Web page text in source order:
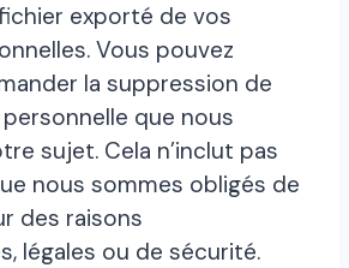
exporté de vos
Vous pouvez
la suppression de
que nous
sujet. Cela n’inclut pas
nous sommes obligés de
des raisons
légales ou de sécurité.